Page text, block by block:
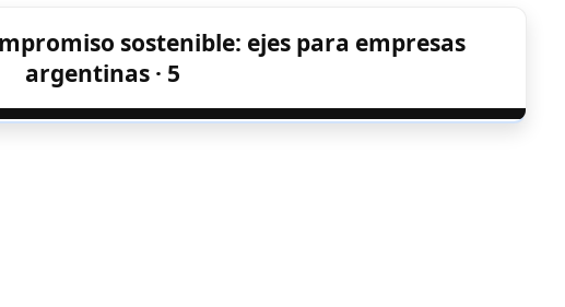
sostenible: ejes para empresas
argentinas · 5